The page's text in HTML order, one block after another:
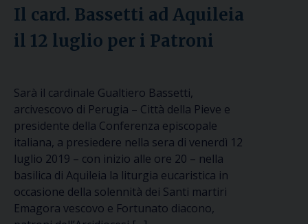
Il card. Bassetti ad Aquileia
il 12 luglio per i Patroni
Sarà il cardinale Gualtiero Bassetti,
arcivescovo di Perugia – Città della Pieve e
presidente della Conferenza episcopale
italiana, a presiedere nella sera di venerdì 12
luglio 2019 – con inizio alle ore 20 – nella
basilica di Aquileia la liturgia eucaristica in
occasione della solennità dei Santi martiri
Emagora vescovo e Fortunato diacono,